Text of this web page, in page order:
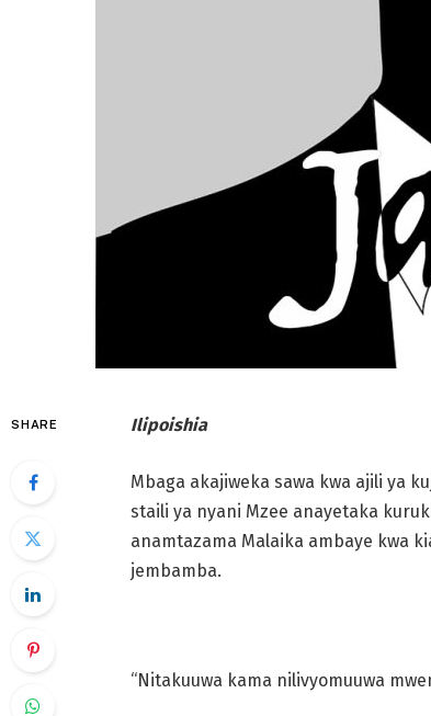
SHARE Ilipoishia
Mbaga akajiweka sawa kwa ajili ya
staili ya nyani Mzee anayetaka
anamtazama Malaika ambaye kwa
jembamba.
“Nitakuuwa kama nilivyomuuwa